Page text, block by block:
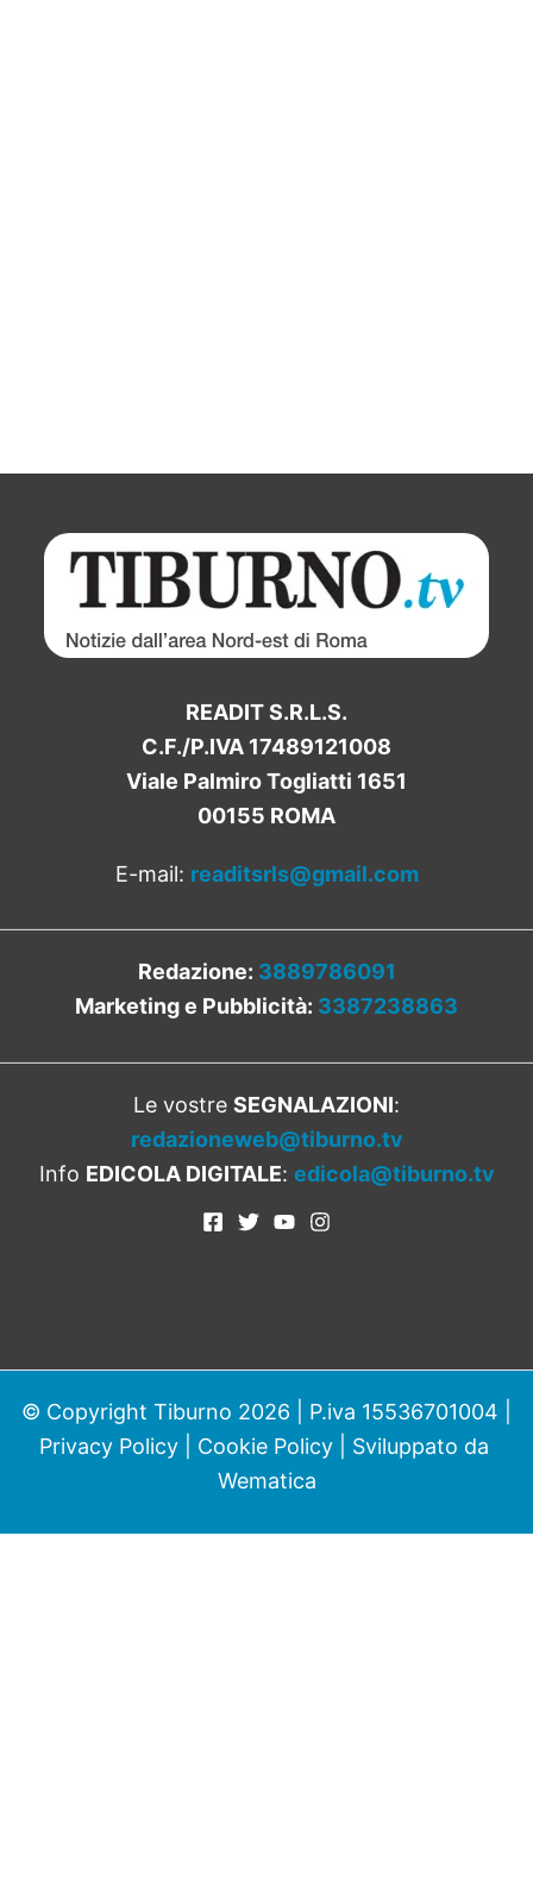
READIT S.R.L.S.
C.F./P.IVA 17489121008
Viale Palmiro Togliatti 1651
00155 ROMA
E-mail: readitsrls@gmail.com
Redazione: 3889786091
Marketing e Pubblicità: 3387238863
Le vostre SEGNALAZIONI:
redazioneweb@tiburno.tv
Info EDICOLA DIGITALE: edicola@tiburno.tv
© Copyright Tiburno 2026 | P.iva 15536701004 |
Privacy Policy| Cookie Policy| Sviluppato da
Wematica